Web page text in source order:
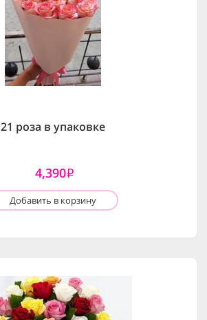
21 роза в упаковке
4,390i
Добавить в корзину